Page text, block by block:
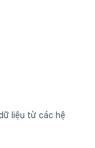
liệu từ các hệ